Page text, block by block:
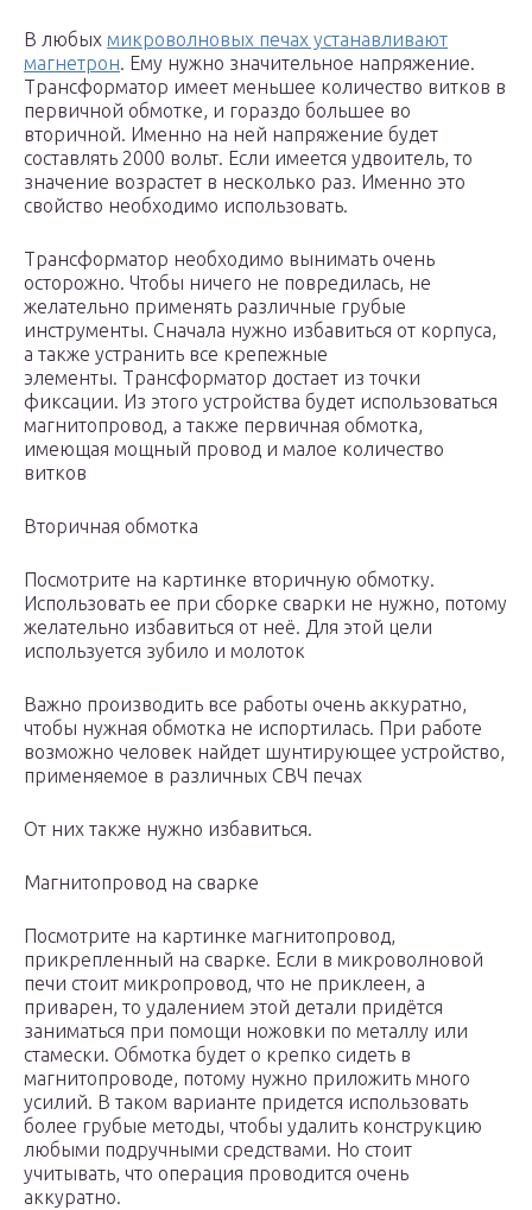
В любых микроволновых печах устанавливают
магнетрон. Ему нужно значительное напряжение.
Трансформатор имеет меньшее количество витков в
первичной обмотке, и гораздо большее во
вторичной. Именно на ней напряжение будет
составлять 2000 вольт. Если имеется удвоитель, то
значение возрастет в несколько раз. Именно это
свойство необходимо использовать.
Трансформатор необходимо вынимать очень
осторожно. Чтобы ничего не повредилась, не
желательно применять различные грубые
инструменты. Сначала нужно избавиться от корпуса,
а также устранить все крепежные
элементы. Трансформатор достает из точки
фиксации. Из этого устройства будет использоваться
магнитопровод, а также первичная обмотка,
имеющая мощный провод и малое количество
витков
Вторичная обмотка
Посмотрите на картинке вторичную обмотку.
Использовать ее при сборке сварки не нужно, потому
желательно избавиться от неё. Для этой цели
используется зубило и молоток
Важно производить все работы очень аккуратно,
чтобы нужная обмотка не испортилась. При работе
возможно человек найдет шунтирующее устройство,
применяемое в различных СВЧ печах
От них также нужно избавиться.
Магнитопровод на сварке
Посмотрите на картинке магнитопровод,
прикрепленный на сварке. Если в микроволновой
печи стоит микропровод, что не приклеен, а
приварен, то удалением этой детали придётся
заниматься при помощи ножовки по металлу или
стамески. Обмотка будет о крепко сидеть в
магнитопроводе, потому нужно приложить много
усилий. В таком варианте придется использовать
более грубые методы, чтобы удалить конструкцию
любыми подручными средствами. Но стоит
учитывать, что операция проводится очень
аккуратно.